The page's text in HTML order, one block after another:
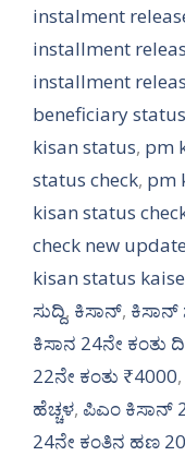
instalment
installment
installment
beneficiary status
kisan status, pm
status check, pm
kisan status
check new update
kisan status
ಸುದ್ದಿ, ಕಿಸಾನ್, ಕಿಸಾನ್
ಕಿಸಾನ 24ನೇ ಕಂತು
22ನೇ ಕಂತು ₹4000,
ಹೆಚ್ಚಳ, ಪಿಎಂ ಕಿಸಾನ್
24ನೇ ಕಂತಿನ ಹಣ